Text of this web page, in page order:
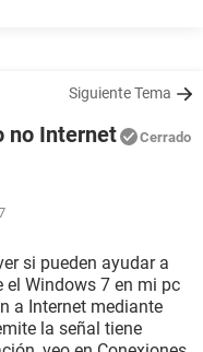
Siguiente Tema
no Internet Cerrado
si pueden ayudar a
el Windows 7 en mi pc
a Internet mediante
la señal tiene